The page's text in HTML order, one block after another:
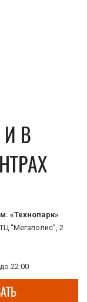
В
«Технопарк»
“Мегаполис”, 2
22:00